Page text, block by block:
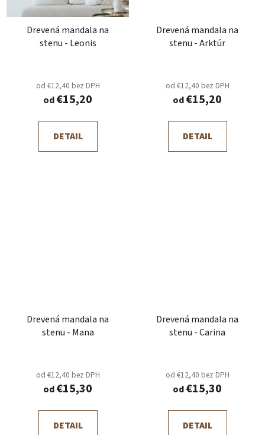
Drevená mandala na
stenu - Leonis
od €12,40 bez DPH
od€15,20
DETAIL
Drevená mandala na
stenu - Arktúr
od €12,40 bez DPH
od€15,20
DETAIL
Drevená mandala na
stenu - Mana
od €12,40 bez DPH
od€15,30
DETAIL
Drevená mandala na
stenu - Carina
od €12,40 bez DPH
od€15,30
DETAIL